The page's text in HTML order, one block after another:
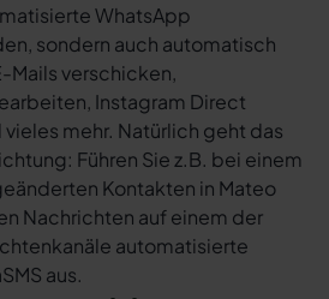
WhatsApp
sondern auch automatisch
Mails verschicken,
Instagram Direct
mehr. Natürlich geht das
Führen Sie z.B. bei einem
Kontakten in Mateo
Nachrichten auf einem der
automatisierte
aus.